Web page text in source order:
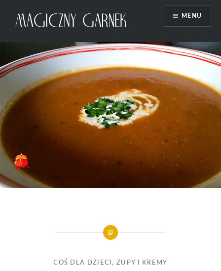
Magiczny Garnek
MENU
COŚ DLA DZIECI,ZUPY I KREMY